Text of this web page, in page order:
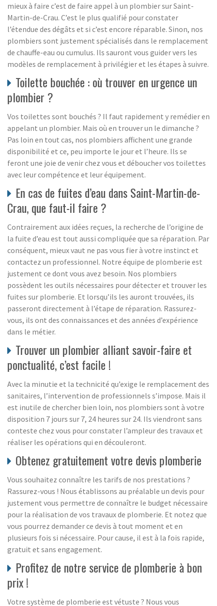
mieux à faire c’est de faire appel à un plombier sur Saint-
Martin-de-Crau. C’est le plus qualifié pour constater
l’étendue des dégâts et si c’est encore réparable. Sinon, nos
plombiers sont justement spécialisés dans le remplacement
de chauffe-eau ou cumulus. Ils sauront vous guider vers les
modèles de remplacement à privilégier et les étapes à suivre.
Toilette bouchée : où trouver en urgence un
plombier ?
Vos toilettes sont bouchés ? Il faut rapidement y remédier en
appelant un plombier. Mais où en trouver un le dimanche ?
Pas loin en tout cas, nos plombiers affichent une grande
disponibilité et ce, peu importe le jour et l’heure. Ils se
feront une joie de venir chez vous et déboucher vos toilettes
avec leur compétence et leur équipement.
En cas de fuites d’eau dans Saint-Martin-de-
Crau, que faut-il faire ?
Contrairement aux idées reçues, la recherche de l’origine de
la fuite d’eau est tout aussi compliquée que sa réparation. Par
conséquent, mieux vaut ne pas vous fier à votre instinct et
contactez un professionnel. Notre équipe de plomberie est
justement ce dont vous avez besoin. Nos plombiers
possèdent les outils nécessaires pour détecter et trouver les
fuites sur plomberie. Et lorsqu’ils les auront trouvées, ils
passeront directement à l’étape de réparation. Rassurez-
vous, ils ont des connaissances et des années d’expérience
dans le métier.
Trouver un plombier alliant savoir-faire et
ponctualité, c’est facile !
Avec la minutie et la technicité qu’exige le remplacement des
sanitaires, l’intervention de professionnels s’impose. Mais il
est inutile de chercher bien loin, nos plombiers sont à votre
disposition 7 jours sur 7, 24 heures sur 24. Ils viendront sans
conteste chez vous pour constater l’ampleur des travaux et
réaliser les opérations qui en découleront.
Obtenez gratuitement votre devis plomberie
Vous souhaitez connaître les tarifs de nos prestations ?
Rassurez-vous ! Nous établissons au préalable un devis pour
justement vous permettre de connaître le budget nécessaire
pour la réalisation de vos travaux de plomberie. Et notez que
vous pourrez demander ce devis à tout moment et en
plusieurs fois si nécessaire. Pour cause, il est à la fois rapide,
gratuit et sans engagement.
Profitez de notre service de plomberie à bon
prix !
Votre système de plomberie est vétuste ? Nous vous